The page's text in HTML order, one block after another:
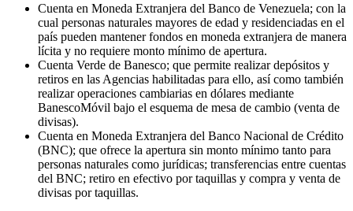
Cuenta en Moneda Extranjera del Banco de Venezuela; con la
cual personas naturales mayores de edad y residenciadas en el
país pueden mantener fondos en moneda extranjera de manera
lícita y no requiere monto mínimo de apertura.
Cuenta Verde de Banesco; que permite realizar depósitos y
retiros en las Agencias habilitadas para ello, así como también
realizar operaciones cambiarias en dólares mediante
BanescoMóvil bajo el esquema de mesa de cambio (venta de
divisas).
Cuenta en Moneda Extranjera del Banco Nacional de Crédito
(BNC); que ofrece la apertura sin monto mínimo tanto para
personas naturales como jurídicas; transferencias entre cuentas
del BNC; retiro en efectivo por taquillas y compra y venta de
divisas por taquillas.